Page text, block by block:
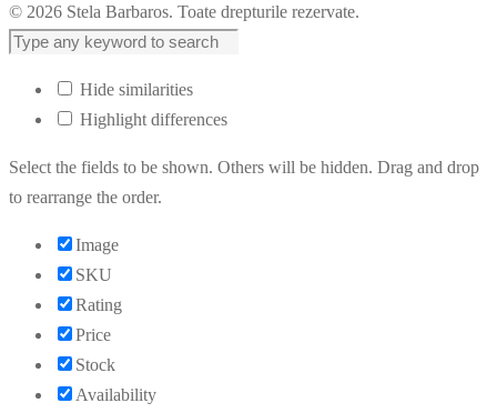
© 2026 Stela Barbaros. Toate drepturile rezervate.
Hide similarities
Highlight differences
Select the fields to be shown. Others will be hidden. Drag and drop
to rearrange the order.
Image
SKU
Rating
Price
Stock
Availability